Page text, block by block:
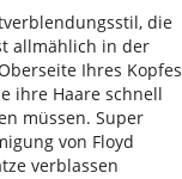
die
allmählich in der
Ihres Kopfes
ihre Haare schnell
müssen. Super
von Floyd
verblassen